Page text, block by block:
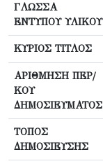
ΓΛΩΣΣΑ
ΕΝΤΥΠΟΥ ΥΛΙΚΟΥ
ΚΥΡΙΟΣ ΤΙΤΛΟΣ
ΑΡΙΘΜΗΣΗ ΠΕΡ/
ΚΟΥ
ΔΗΜΟΣΙΕΥΜΑΤΟΣ
ΤΟΠΟΣ
ΔΗΜΟΣΙΕΥΣΗΣ